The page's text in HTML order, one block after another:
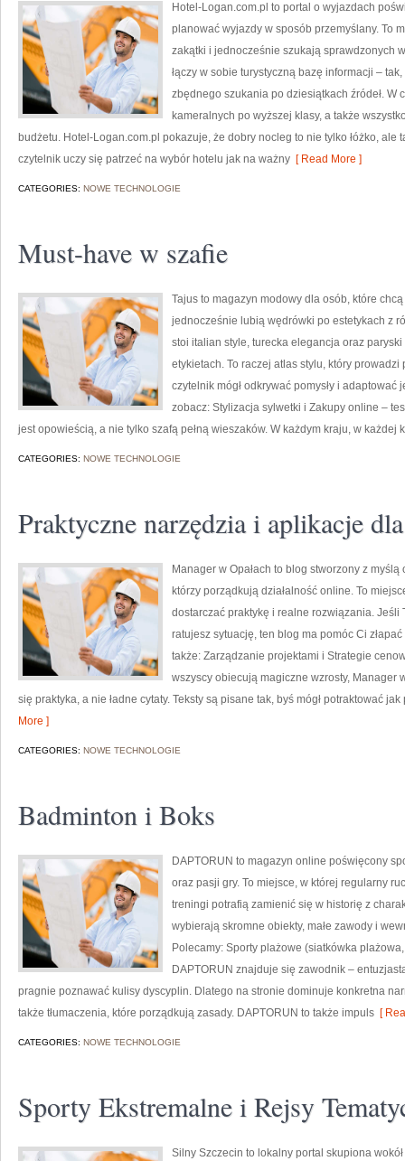
Hotel-Logan.com.pl to portal o wyjazdach
planować wyjazdy w sposób przemyślany. To
zakątki i jednocześnie szukają sprawdzonych
łączy w sobie turystyczną bazę informacji –
zbędnego szukania po dziesiątkach źródeł.
kameralnych po wyższej klasy, a także
budżetu. Hotel-Logan.com.pl pokazuje, że dobry nocleg to nie tylko łóżko, ale
czytelnik uczy się patrzeć na wybór hotelu jak na ważny [ Read More ]
CATEGORIES: NOWE TECHNOLOGIE
Must-have w szafie
Tajus to magazyn modowy dla osób, które
jednocześnie lubią wędrówki po estetykach z
stoi italian style, turecka elegancja oraz
etykietach. To raczej atlas stylu, który
czytelnik mógł odkrywać pomysły i
zobacz: Stylizacja sylwetki i Zakupy online –
jest opowieścią, a nie tylko szafą pełną wieszaków. W każdym kraju, w każdej
CATEGORIES: NOWE TECHNOLOGIE
Praktyczne narzędzia i aplikacje
Manager w Opałach to blog stworzony z
którzy porządkują działalność online. To
dostarczać praktykę i realne rozwiązania. Jeśli
ratujesz sytuację, ten blog ma pomóc Ci
także: Zarządzanie projektami i Strategie
wszyscy obiecują magiczne wzrosty, Manager
się praktyka, a nie ładne cytaty. Teksty są pisane tak, byś mógł potraktować
More ]
CATEGORIES: NOWE TECHNOLOGIE
Badminton i Boks
DAPTORUN to magazyn online poświęcony
oraz pasji gry. To miejsce, w której regularny
treningi potrafią zamienić się w historię z
wybierają skromne obiekty, małe zawody i
Polecamy: Sporty plażowe (siatkówka
DAPTORUN znajduje się zawodnik –
pragnie poznawać kulisy dyscyplin. Dlatego na stronie dominuje konkretna
także tłumaczenia, które porządkują zasady. DAPTORUN to także impuls [
CATEGORIES: NOWE TECHNOLOGIE
Sporty Ekstremalne i Rejsy
Silny Szczecin to lokalny portal skupiona